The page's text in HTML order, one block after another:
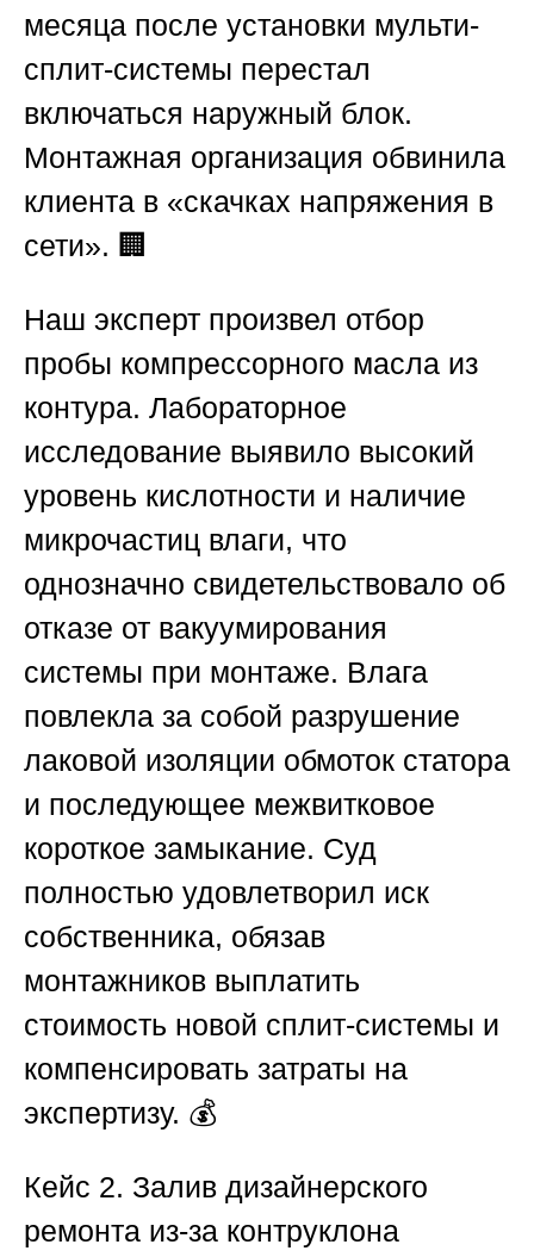
месяца после установки мульти-
сплит-системы перестал
включаться наружный блок.
Монтажная организация обвинила
клиента в «скачках напряжения в
сети». 🏢
Наш эксперт произвел отбор
пробы компрессорного масла из
контура. Лабораторное
исследование выявило высокий
уровень кислотности и наличие
микрочастиц влаги, что
однозначно свидетельствовало об
отказе от вакуумирования
системы при монтаже. Влага
повлекла за собой разрушение
лаковой изоляции обмоток статора
и последующее межвитковое
короткое замыкание. Суд
полностью удовлетворил иск
собственника, обязав
монтажников выплатить
стоимость новой сплит-системы и
компенсировать затраты на
экспертизу. 💰
Кейс 2. Залив дизайнерского
ремонта из-за контруклона